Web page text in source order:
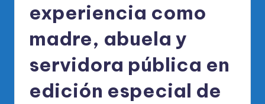
R
M
experiencia como
madre, abuela y
servidora pública en
edición especial de